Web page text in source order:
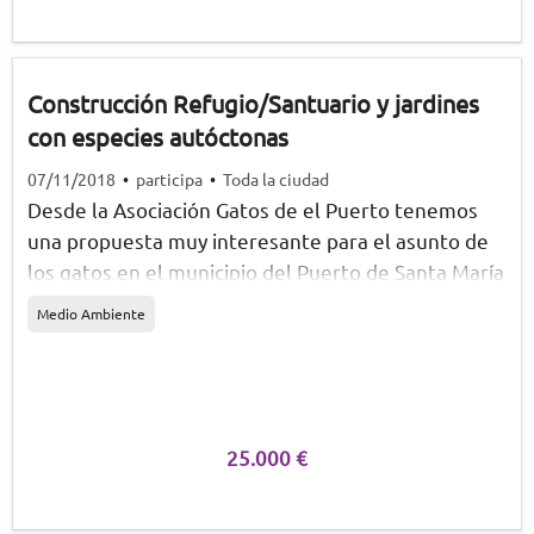
Construcción Refugio/Santuario y jardines
con especies autóctonas
07/11/2018 • participa • Toda la ciudad
Desde la Asociación Gatos de el Puerto tenemos
una propuesta muy interesante para el asunto de
los gatos en el municipio del Puerto de Santa María
cuidamos de ella quisiéramos incluir alrededor o
Medio Ambiente
25.000 €